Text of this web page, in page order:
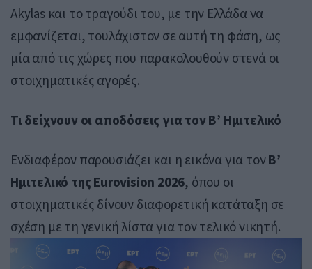
Akylas και το τραγούδι του, με την Ελλάδα να
εμφανίζεται, τουλάχιστον σε αυτή τη φάση, ως
μία από τις χώρες που παρακολουθούν στενά οι
στοιχηματικές αγορές.
Τι δείχνουν οι αποδόσεις για τον Β’ Ημιτελικό
Ενδιαφέρον παρουσιάζει και η εικόνα για τονΒ’
Ημιτελικό της Eurovision 2026, όπου οι
στοιχηματικές δίνουν διαφορετική κατάταξη σε
σχέση με τη γενική λίστα για τον τελικό νικητή.